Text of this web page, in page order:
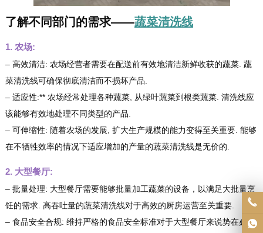
了解不同部门的需求——蔬菜清洗线
1. 农场:
– 高效清洁: 农场经营者需要在配送前有效地清洁新鲜收获的蔬菜. 蔬
菜清洗线可确保彻底清洁而不损坏产品.
– 适应性:** 农场经常处理各种蔬菜, 从绿叶蔬菜到根类蔬菜. 清洗线应
该能够有效地处理不同类型的产品.
– 可伸缩性: 随着农场的发展, 扩大生产规模的能力变得至关重要. 能够
在不牺牲效率的情况下适应增加的产量的蔬菜清洗线是无价的.
2. 大型餐厅:
– 批量处理: 大型餐厅需要能够批量加工蔬菜的设备，以满足大批量烹
饪的需求. 高吞吐量的蔬菜清洗线对于高效的厨房运营至关重要.
– 食品安全合规: 维持严格的食品安全标准对于大型餐厅来说势在必行.